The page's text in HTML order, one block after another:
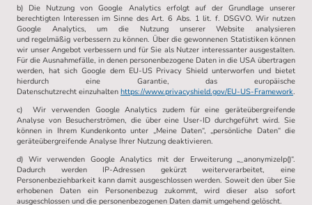
b) Die Nutzung von Google Analytics erfolgt auf der Grundlage unserer
berechtigten Interessen im Sinne des Art. 6 Abs. 1 lit. f. DSGVO. Wir nutzen
Google Analytics, um die Nutzung unserer Website analysieren
und regelmäßig verbessern zu können. Über die gewonnenen Statistiken können
wir unser Angebot verbessern und für Sie als Nutzer interessanter ausgestalten.
Für die Ausnahmefälle, in denen personenbezogene Daten in die USA übertragen
werden, hat sich Google dem EU-US Privacy Shield unterworfen und bietet
hierdurch eine Garantie, das europäische
Datenschutzrecht einzuhalten https://www.privacyshield.gov/EU-US-Framework.
c) Wir verwenden Google Analytics zudem für eine geräteübergreifende
Analyse von Besucherströmen, die über eine User-ID durchgeführt wird. Sie
können in Ihrem Kundenkonto unter „Meine Daten“, „persönliche Daten“ die
geräteübergreifende Analyse Ihrer Nutzung deaktivieren.
d) Wir verwenden Google Analytics mit der Erweiterung „_anonymizeIp()“.
Dadurch werden IP-Adressen gekürzt weiterverarbeitet, eine
Personenbeziehbarkeit kann damit ausgeschlossen werden. Soweit den über Sie
erhobenen Daten ein Personenbezug zukommt, wird dieser also sofort
ausgeschlossen und die personenbezogenen Daten damit umgehend gelöscht.